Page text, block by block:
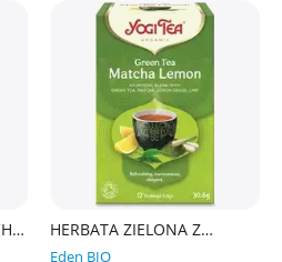
HERBATA ZIELONA Z
CYTRYNĄ I MATCHĄ (GREEN
Eden BIO